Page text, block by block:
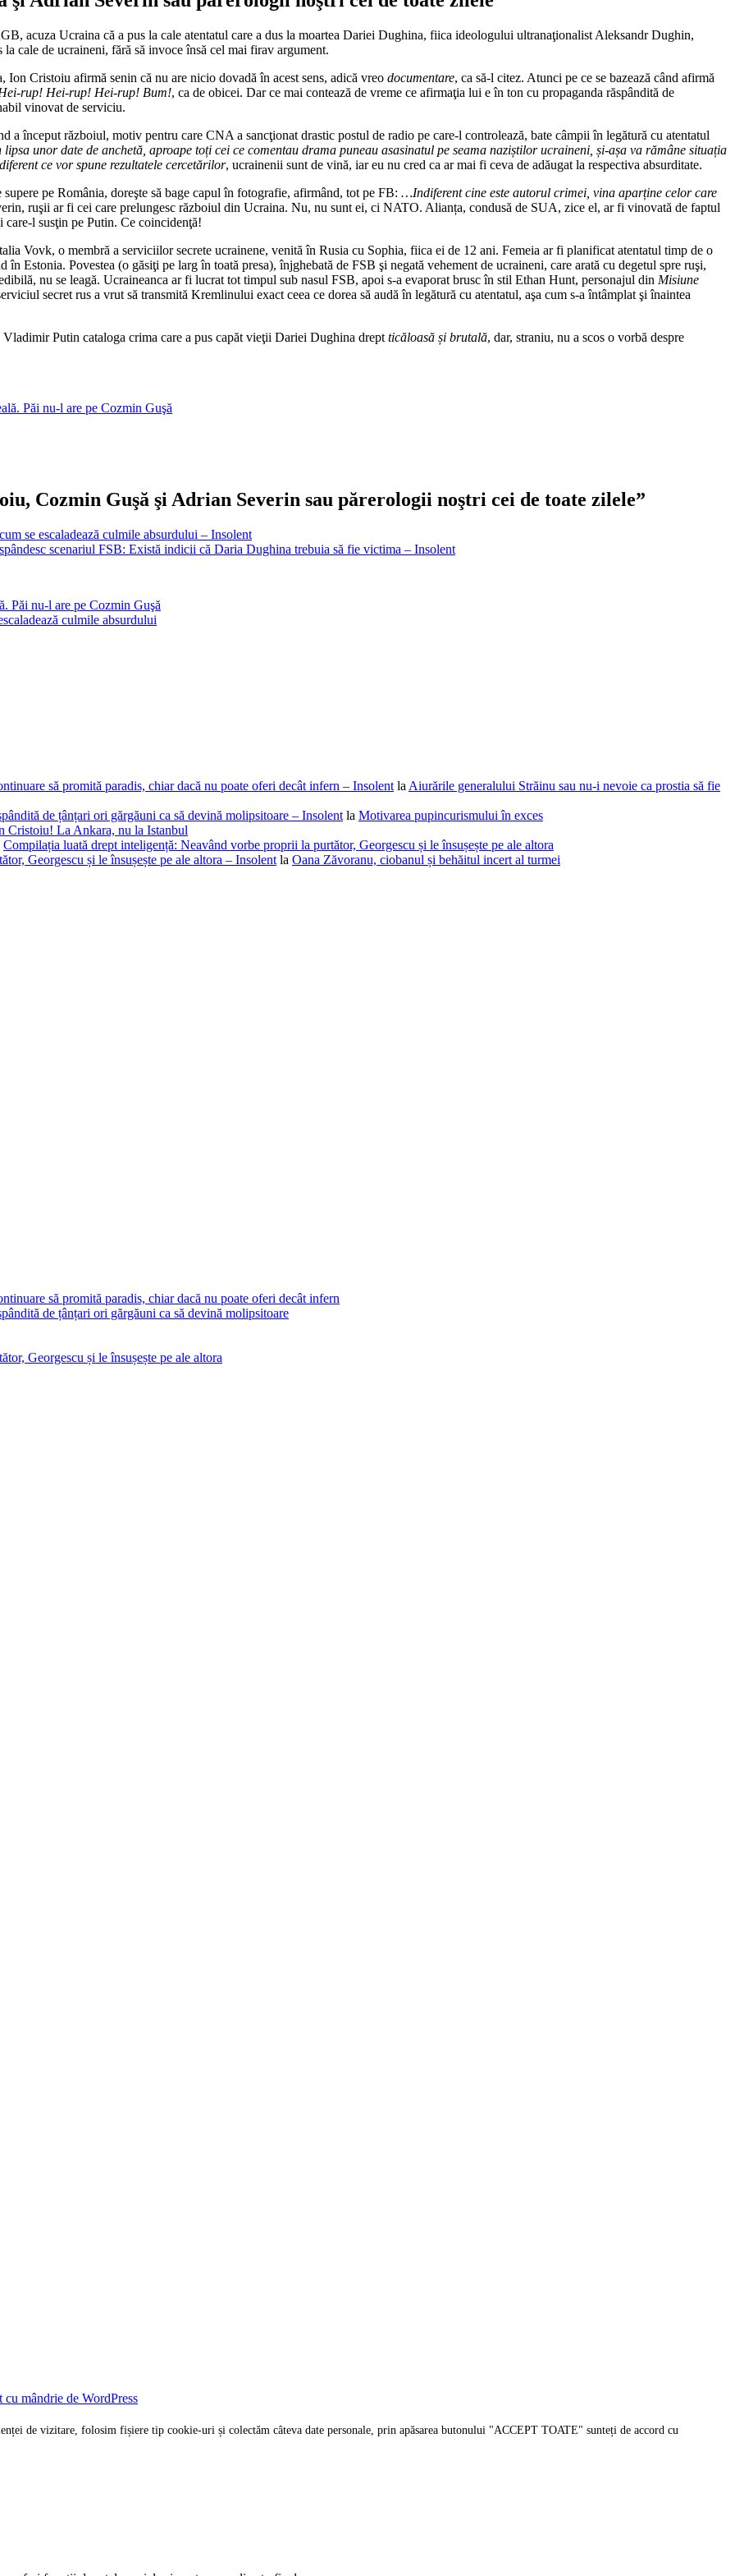
acuza Ucraina că a pus la cale atentatul care a dus la moartea Dariei Dughina, fiica ideologului ultranaţionalist Aleksandr Dughin,
cale de ucraineni, fără să invoce însă cel mai firav argument.
Cristoiu afirmă senin că nu are nicio dovadă în acest sens, adică vreo documentare, ca să-l citez. Atunci pe ce se bazează când afirmă
rup! Hei-rup! Hei-rup! Bum!, ca de obicei. Dar ce mai contează de vreme ce afirmaţia lui e în ton cu propaganda răspândită de
vinovat de serviciu.
a început războiul, motiv pentru care CNA a sancţionat drastic postul de radio pe care-l controlează, bate câmpii în legătură cu atentatul
unor date de anchetă, aproape toți cei ce comentau drama puneau asasinatul pe seama naziștilor ucraineni, și-așa va rămâne situația
ce vor spune rezultatele cercetărilor, ucrainenii sunt de vină, iar eu nu cred ca ar mai fi ceva de adăugat la respectiva absurditate.
pe România, doreşte să bage capul în fotografie, afirmând, tot pe FB: …Indiferent cine este autorul crimei, vina aparține celor care
ruşii ar fi cei care prelungesc războiul din Ucraina. Nu, nu sunt ei, ci NATO. Alianța, condusă de SUA, zice el, ar fi vinovată de faptul
l susţin pe Putin. Ce coincidenţă!
Vovk, o membră a serviciilor secrete ucrainene, venită în Rusia cu Sophia, fiica ei de 12 ani. Femeia ar fi planificat atentatul timp de o
Estonia. Povestea (o găsiţi pe larg în toată presa), înjghebată de FSB şi negată vehement de ucraineni, care arată cu degetul spre ruşi,
nu se leagă. Ucraineanca ar fi lucrat tot timpul sub nasul FSB, apoi s-a evaporat brusc în stil Ethan Hunt, personajul din Misiune
secret rus a vrut să transmită Kremlinului exact ceea ce dorea să audă în legătură cu atentatul, aşa cum s-a întâmplat şi înaintea
Putin cataloga crima care a pus capăt vieţii Dariei Dughina drept ticăloasă și brutală, dar, straniu, nu a scos o vorbă despre
Păi nu-l are pe Cozmin Guşă
Cozmin Guşă şi Adrian Severin sau părerologii noştri cei de toate zilele”
se escaladează culmile absurdului – Insolent
scenariul FSB: Există indicii că Daria Dughina trebuia să fie victima – Insolent
Păi nu-l are pe Cozmin Guşă
culmile absurdului
să promită paradis, chiar dacă nu poate oferi decât infern – Insolent la Aiurările generalului Străinu sau nu-i nevoie ca prostia să fie
de țânțari ori gărgăuni ca să devină molipsitoare – Insolent la Motivarea pupincurismului în exces
Cristoiu! La Ankara, nu la Istanbul
Compilația luată drept inteligență: Neavând vorbe proprii la purtător, Georgescu și le însușește pe ale altora
Georgescu și le însușește pe ale altora – Insolent la Oana Zăvoranu, ciobanul și behăitul incert al turmei
să promită paradis, chiar dacă nu poate oferi decât infern
de țânțari ori gărgăuni ca să devină molipsitoare
Georgescu și le însușește pe ale altora
cu mândrie de WordPress
de vizitare, folosim fișiere tip cookie-uri și colectăm câteva date personale, prin apăsarea butonului "ACCEPT TOATE" sunteți de accord cu